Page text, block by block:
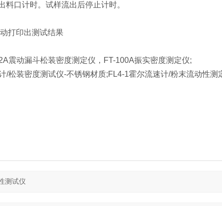
口计时。试样流出后停止计时。
打印出测试结果
震动漏斗松装密度测定仪，FT-100A振实密度测定仪;
/松装密度测试仪-不锈钢材质;FL4-1霍尔流速计/粉末流动性测